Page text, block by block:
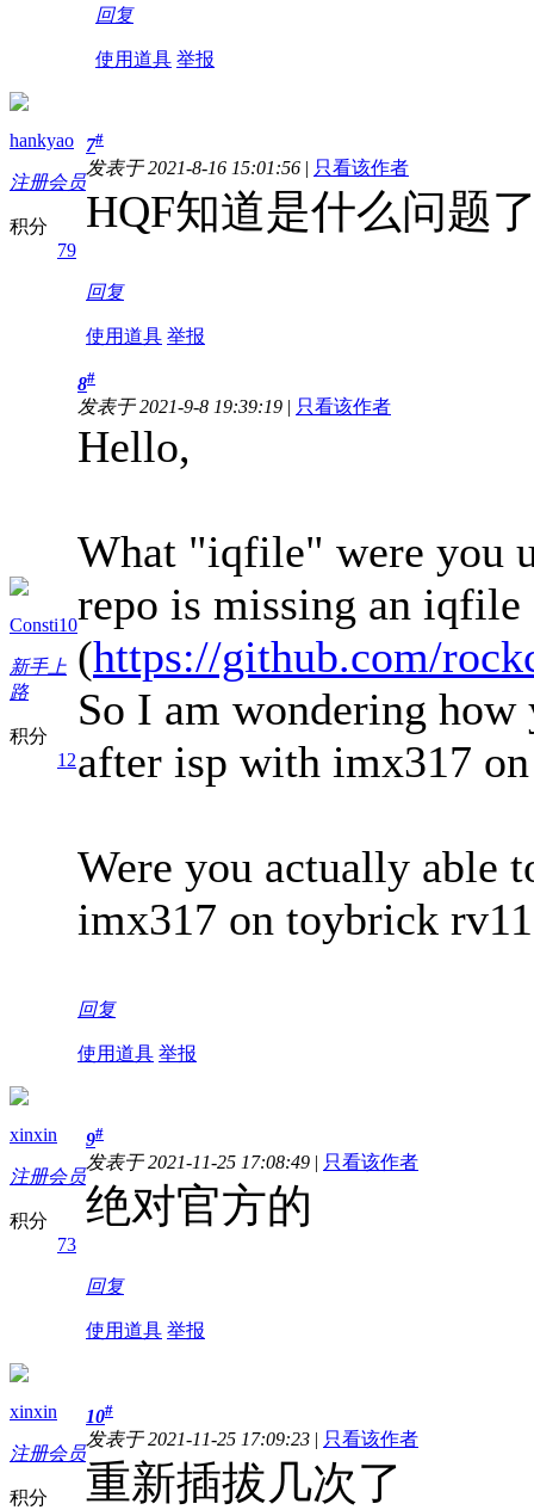
回复
使用道具 举报
hankyao
注册会员
积分
79
7#
发表于 2021-8-16 15:01:56 | 只看该作者
HQF知道是什么问题
回复
使用道具 举报
Consti10
新手上
路
积分
12
8#
发表于 2021-9-8 19:39:19 | 只看该作者
Hello,
What "iqfile" were you
repo is missing an
(https://github.com/
So I am wondering how
after isp with imx317
Were you actually able
imx317 on toybrick
回复
使用道具 举报
xinxin
注册会员
积分
73
9#
发表于 2021-11-25 17:08:49 | 只看该作者
绝对官方的
回复
使用道具 举报
xinxin
注册会员
积分
10#
发表于 2021-11-25 17:09:23 | 只看该作者
重新插拔几次了